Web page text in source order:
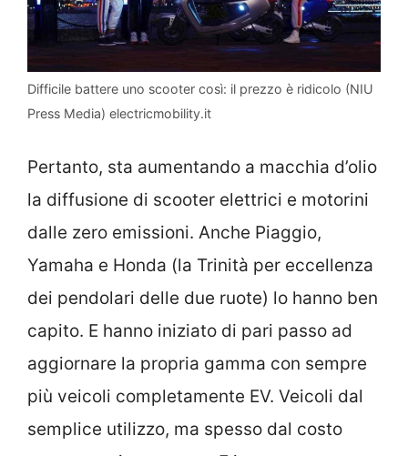
Difficile battere uno scooter così: il prezzo è ridicolo (NIU
Press Media) electricmobility.it
Pertanto, sta aumentando a macchia d’olio
la diffusione di scooter elettrici e motorini
dalle zero emissioni. Anche Piaggio,
Yamaha e Honda (la Trinità per eccellenza
dei pendolari delle due ruote) lo hanno ben
capito. E hanno iniziato di pari passo ad
aggiornare la propria gamma con sempre
più veicoli completamente EV. Veicoli dal
semplice utilizzo, ma spesso dal costo